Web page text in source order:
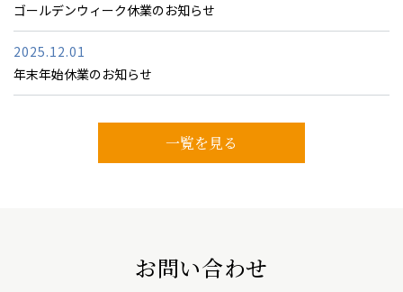
ゴールデンウィーク休業のお知らせ
2025.12.01
年末年始休業のお知らせ
一覧を見る
お問い合わせ